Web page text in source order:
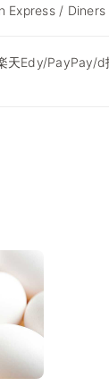
Express / Diners
Edy/PayPay/d